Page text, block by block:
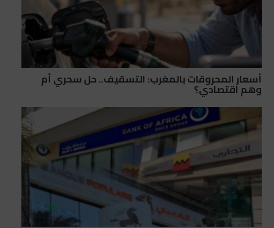
أسعار المحروقات بالمغرب: التسقيف.. حل سحري أم
وهم اقتصادي؟